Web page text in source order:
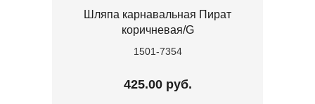
Шляпа карнавальная Пират
коричневая/G
1501-7354
425.00 руб.